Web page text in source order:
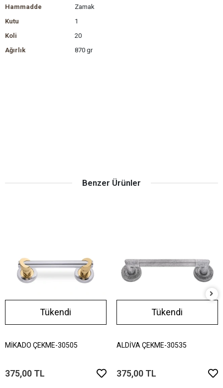
Hammadde
Zamak
Kutu
1
Koli
20
Ağırlık
870 gr
Benzer Ürünler
Tükendi
MİKADO ÇEKME-30505
375,00 TL
Tükendi
ALDİVA ÇEKME-30535
375,00 TL